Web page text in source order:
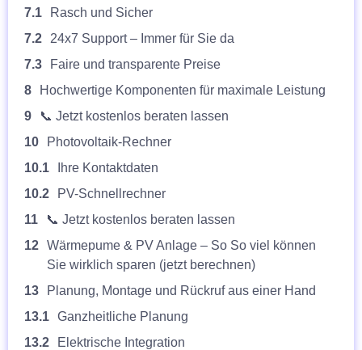
7.1
Rasch und Sicher
7.2
24x7 Support – Immer für Sie da
7.3
Faire und transparente Preise
8
Hochwertige Komponenten für maximale Leistung
9
📞 Jetzt kostenlos beraten lassen
10
Photovoltaik-Rechner
10.1
Ihre Kontaktdaten
10.2
PV-Schnellrechner
11
📞 Jetzt kostenlos beraten lassen
12 Wärmepume & PV Anlage – So So viel können
Sie wirklich sparen (jetzt berechnen)
13
Planung, Montage und Rückruf aus einer Hand
13.1 Ganzheitliche Planung
13.2
Elektrische Integration